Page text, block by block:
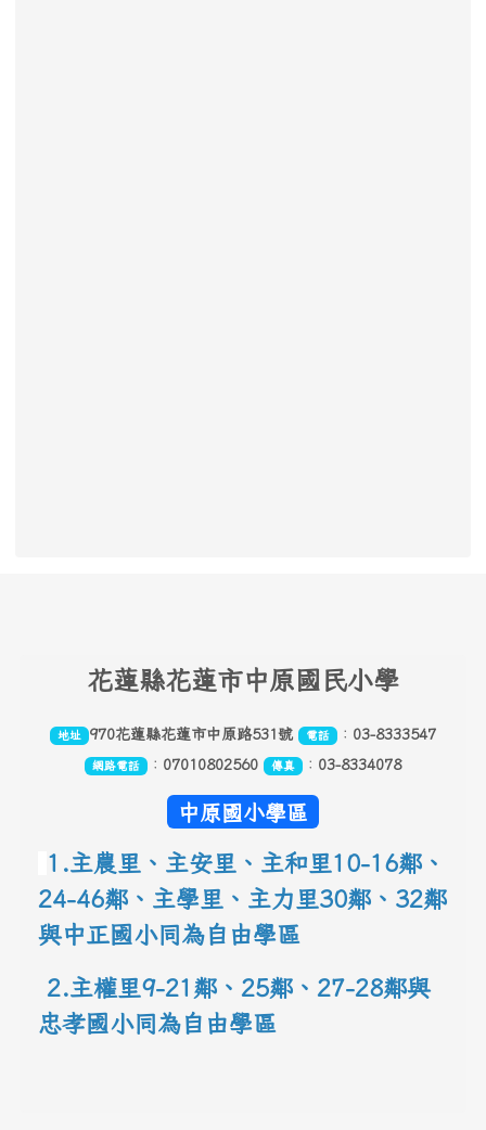
花蓮縣花蓮市中原國民小學
地址 970花蓮縣花蓮市中原路531號 電話 ： 03-8333547
網路電話 ： 07010802560 傳真 ： 03-8334078
中原國小學區
1.主農里、主安里、主和里10-16鄰 、
24-46鄰、主學里、主力里30鄰 、 32鄰
與中正國小同為自由學區
2.主權里9-21鄰、25鄰 、 27-28鄰與
忠孝國小同為自由學區